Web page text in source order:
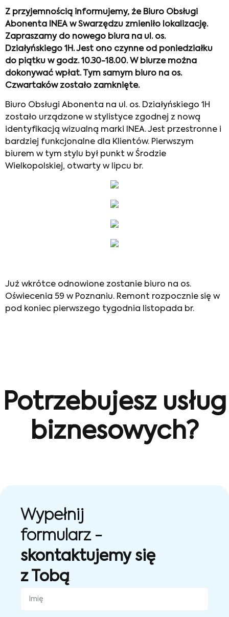
Z przyjemnością informujemy, że Biuro Obsługi
Abonenta INEA w Swarzędzu zmieniło lokalizację.
Zapraszamy do nowego biura na ul. os.
Działyńskiego 1H. Jest ono czynne od poniedziałku
do piątku w godz. 10.30-18.00. W biurze można
dokonywać wpłat. Tym samym biuro na os.
Czwartaków zostało zamknięte.
Biuro Obsługi Abonenta na ul. os. Działyńskiego 1H
zostało urządzone w stylistyce zgodnej z nową
identyfikacją wizualną marki INEA. Jest przestronne i
bardziej funkcjonalne dla Klientów. Pierwszym
biurem w tym stylu był punkt w Środzie
Wielkopolskiej, otwarty w lipcu br.
Już wkrótce odnowione zostanie biuro na os.
Oświecenia 59 w Poznaniu. Remont rozpocznie się w
pod koniec pierwszego tygodnia listopada br.
Potrzebujesz usług
biznesowych?
Wypełnij
formularz -
skontaktujemy się
z Tobą